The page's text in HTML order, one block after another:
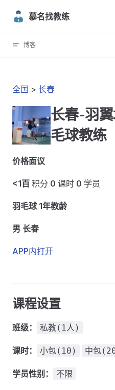
Skip to content
慕名找教练
博客
全国 > 长春
长春-羽
毛球教练
价格面议
<1百 积分 0 课时 0 学员
羽毛球 1年教龄
男 长春
APP内打开
课程设置
班级： 私教(1人)
课时： 小包(10) 中包
学员性别： 不限